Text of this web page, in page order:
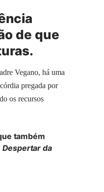
de que
Vegano, há uma
pregada por
os recursos
também
Despertar da